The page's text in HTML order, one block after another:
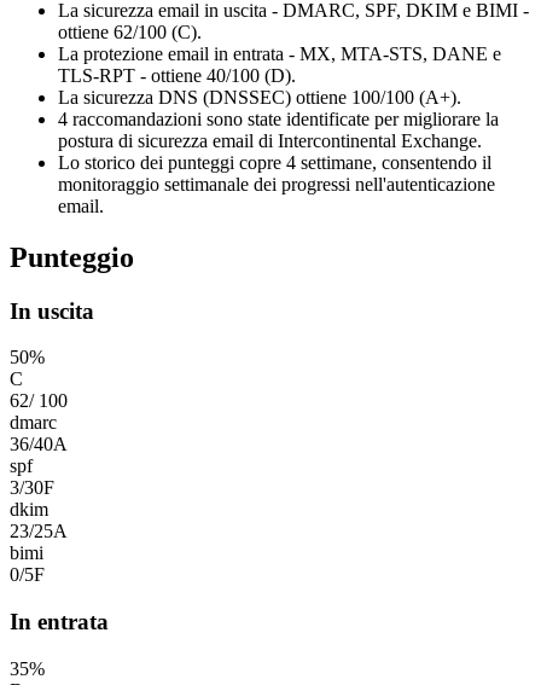
La sicurezza email in uscita - DMARC, SPF, DKIM e BIMI -
ottiene 62/100 (C).
La protezione email in entrata - MX, MTA-STS, DANE e
TLS-RPT - ottiene 40/100 (D).
La sicurezza DNS (DNSSEC) ottiene 100/100 (A+).
4 raccomandazioni sono state identificate per migliorare la
postura di sicurezza email di Intercontinental Exchange.
Lo storico dei punteggi copre 4 settimane, consentendo il
monitoraggio settimanale dei progressi nell'autenticazione
email.
Punteggio
In uscita
50%
C
62/ 100
dmarc
36/40A
spf
3/30F
dkim
23/25A
bimi
0/5F
In entrata
35%